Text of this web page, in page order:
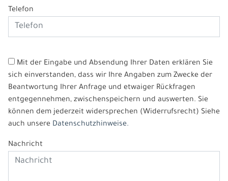
Telefon
Mit der Eingabe und Absendung Ihrer Daten erklären Sie
sich einverstanden, dass wir Ihre Angaben zum Zwecke der
Beantwortung Ihrer Anfrage und etwaiger Rückfragen
entgegennehmen, zwischenspeichern und auswerten. Sie
können dem jederzeit widersprechen (Widerrufsrecht) Siehe
auch unsere Datenschutzhinweise.
Nachricht